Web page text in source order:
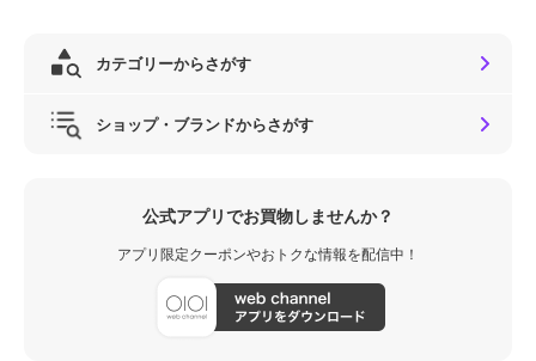
カテゴリーからさがす
ショップ・ブランドからさがす
公式アプリでお買物しませんか？
アプリ限定クーポンやおトクな情報を配信中！